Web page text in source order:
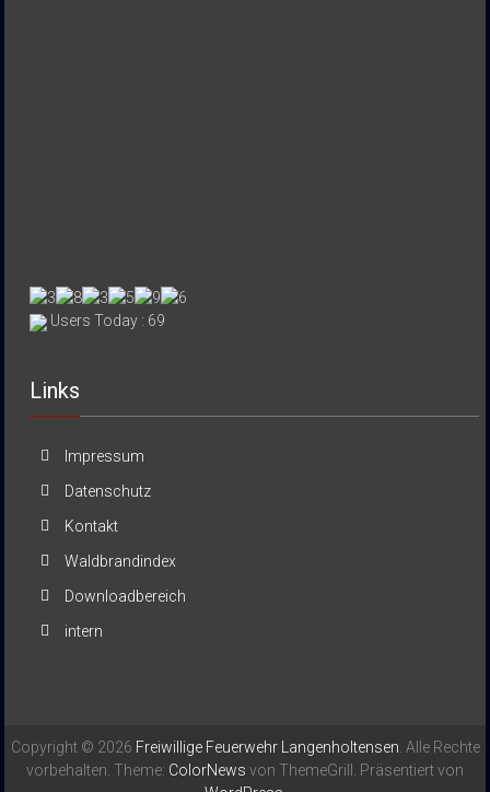
Users Today : 69
Links
Impressum
Datenschutz
Kontakt
Waldbrandindex
Downloadbereich
intern
Copyright © 2026 Freiwillige Feuerwehr Langenholtensen. Alle Rechte
vorbehalten. Theme: ColorNews von ThemeGrill. Präsentiert von